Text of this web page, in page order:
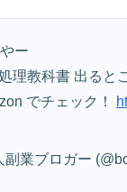
ー
理教科書 出ると
でチェック！
業ブロガー